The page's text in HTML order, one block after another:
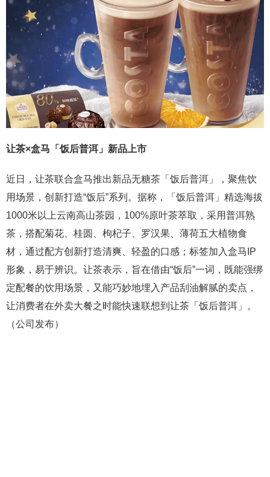
让茶×盒马「饭后普洱」新品上市
近日，让茶联合盒马推出新品无糖茶「饭后普洱」，聚焦饮
用场景，创新打造“饭后”系列。据称，「饭后普洱」精选海拔
1000米以上云南高山茶园，100%原叶茶萃取，采用普洱熟
茶，搭配菊花、桂圆、枸杞子、罗汉果、薄荷五大植物食
材，通过配方创新打造清爽、轻盈的口感；标签加入盒马IP
形象，易于辨识。让茶表示，旨在借由“饭后”一词，既能强绑
定配餐的饮用场景，又能巧妙地埋入产品刮油解腻的卖点，
让消费者在外卖大餐之时能快速联想到让茶「饭后普洱」。
（公司发布）